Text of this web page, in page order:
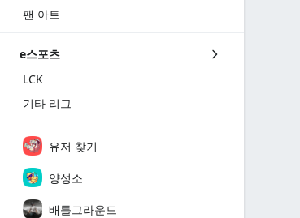
팬 아트
e스포츠
LCK
기타 리그
유저 찾기
양성소
배틀그라운드